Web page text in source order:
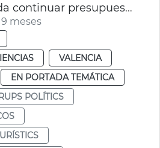
El Pleno acuerda continuar presupuestos participativos ‘VLC Participa’
meses
VALENCIA
EN PORTADA TEMÁTICA
POLÍTICS